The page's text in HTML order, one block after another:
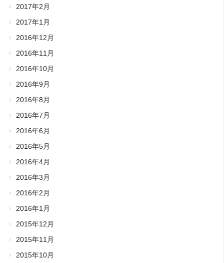
2017年2月
2017年1月
2016年12月
2016年11月
2016年10月
2016年9月
2016年8月
2016年7月
2016年6月
2016年5月
2016年4月
2016年3月
2016年2月
2016年1月
2015年12月
2015年11月
2015年10月